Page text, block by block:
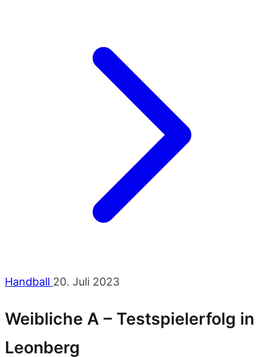
Handball 20. Juli 2023
Weibliche A – Testspielerfolg in
Leonberg